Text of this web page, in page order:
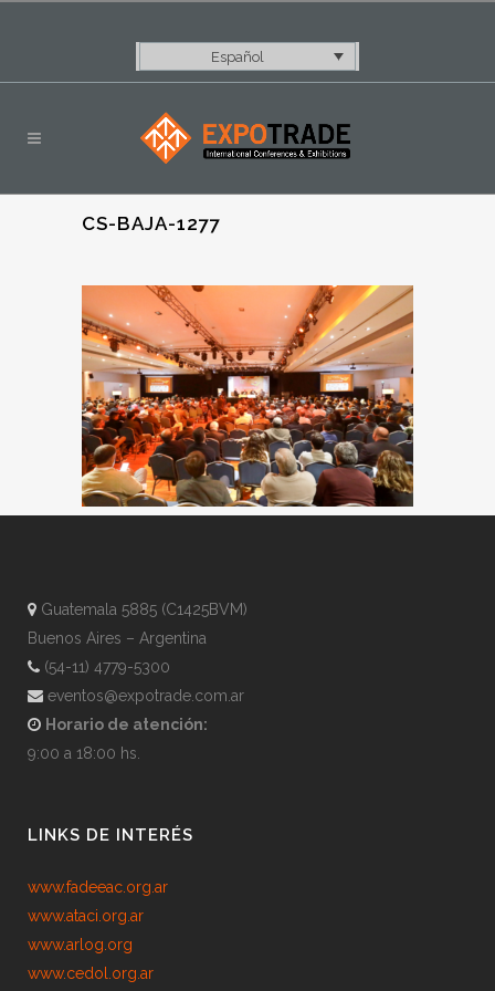
Español
CS-BAJA-1277
Guatemala 5885 (C1425BVM)
Buenos Aires – Argentina
(54-11) 4779-5300
eventos@expotrade.com.ar
Horario de atención:
9:00 a 18:00 hs.
LINKS DE INTERÉS
www.fadeeac.org.ar
www.ataci.org.ar
www.arlog.org
www.cedol.org.ar